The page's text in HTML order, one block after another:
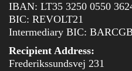
IBAN: LT35 3250 0550
BIC: REVOLT21
Intermediary BIC:
Recipient Address:
Frederikssundsvej 231